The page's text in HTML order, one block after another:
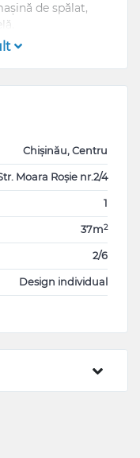
de spălat,
brutărie,
stație de
şi loc de
Chișinău, Centru
Moara Roșie nr.2/4
1
37m2
2/6
Design individual